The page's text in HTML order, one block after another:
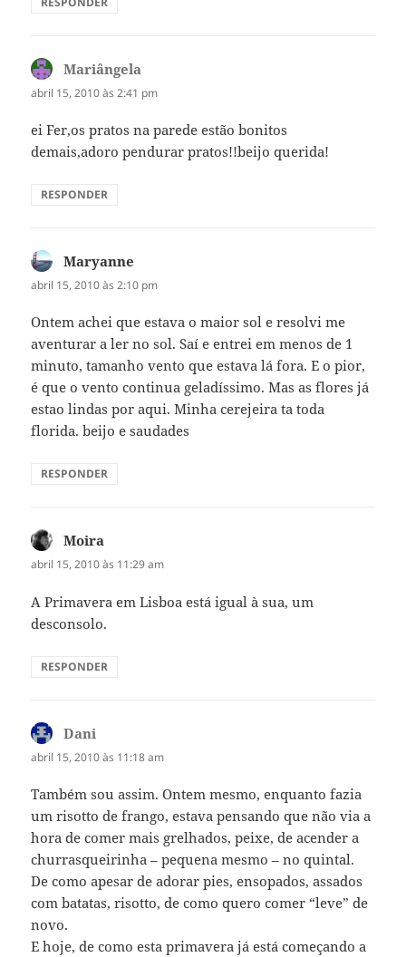
Mariângela
abril 15, 2010 às 2:41 pm
ei Fer,os pratos na parede estão bonitos
demais,adoro pendurar pratos!!beijo querida!
RESPONDER
Maryanne
abril 15, 2010 às 2:10 pm
Ontem achei que estava o maior sol e resolvi me
aventurar a ler no sol. Saí e entrei em menos de 1
minuto, tamanho vento que estava lá fora. E o pior,
é que o vento continua geladíssimo. Mas as flores já
estao lindas por aqui. Minha cerejeira ta toda
florida. beijo e saudades
RESPONDER
Moira
abril 15, 2010 às 11:29 am
A Primavera em Lisboa está igual à sua, um
desconsolo.
RESPONDER
Dani
abril 15, 2010 às 11:18 am
Também sou assim. Ontem mesmo, enquanto fazia
um risotto de frango, estava pensando que não via a
hora de comer mais grelhados, peixe, de acender a
churrasqueirinha – pequena mesmo – no quintal.
De como apesar de adorar pies, ensopados, assados
com batatas, risotto, de como quero comer “leve” de
novo.
E hoje, de como esta primavera já está começando a